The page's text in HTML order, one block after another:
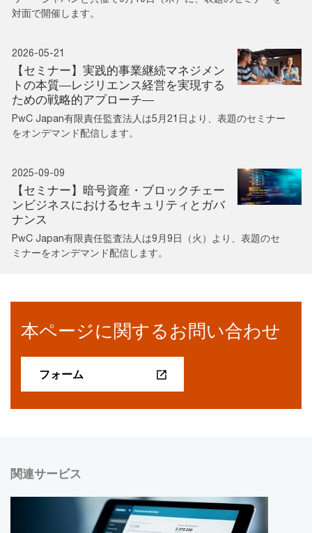
対面で開催します。
2026-05-21
【セミナー】実践的事業継続マネジメン
トの本質―レジリエンス経営を実現する
ための戦略的アプローチ―
PwC Japan有限責任監査法人は5月21日より、表題のセミナー
をオンデマンド配信します。
2025-09-09
【セミナー】暗号資産・ブロックチェー
ンビジネスにおけるセキュリティとガバ
ナンス
PwC Japan有限責任監査法人は9月9日（火）より、表題のセ
ミナーをオンデマンド配信します。
本ページに関するお問い合わせ
フォーム
関連サービス